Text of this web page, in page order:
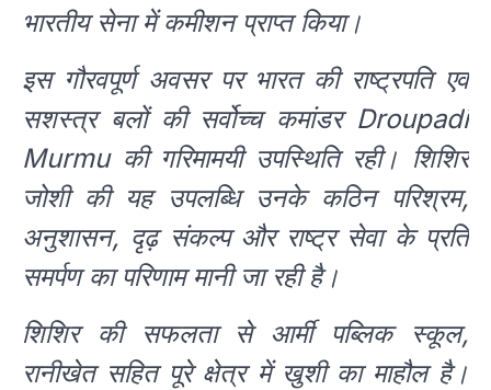
भारतीय सेना में कमीशन प्राप्त किया।
इस गौरवपूर्ण अवसर पर भारत की राष्ट्रपति एवं
सशस्त्र बलों की सर्वोच्च कमांडर Droupadi
Murmu की गरिमामयी उपस्थिति रही। शिशिर
जोशी की यह उपलब्धि उनके कठिन परिश्रम,
अनुशासन, दृढ़ संकल्प और राष्ट्र सेवा के प्रति
समर्पण का परिणाम मानी जा रही है।
शिशिर की सफलता से आर्मी पब्लिक स्कूल,
रानीखेत सहित पूरे क्षेत्र में खुशी का माहौल है।